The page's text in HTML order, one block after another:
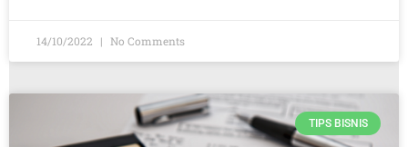
14/10/2022 No Comments
TIPS BISNIS